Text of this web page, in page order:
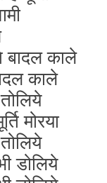
बादल काले
काले
मोरया
डोलिये